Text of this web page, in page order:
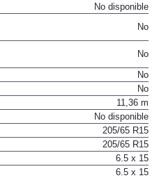
No disponible
No
No
No
No
11,36 m
No disponible
205/65 R15
205/65 R15
6.5 x 15
6.5 x 15